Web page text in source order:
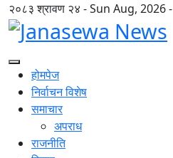
२०८३ श्रावण २४ - Sun Aug, 2026 -
होमपेज
निर्वाचन विशेष
समाचार
अपराध
राजनीति